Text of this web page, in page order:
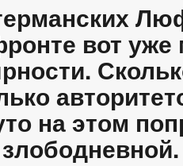
вот уже
на этом